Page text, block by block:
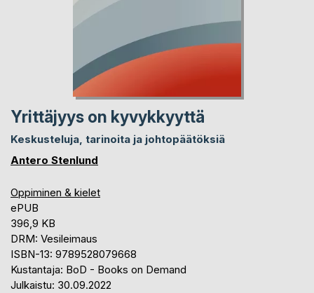
Yrittäjyys on kyvykkyyttä
Keskusteluja, tarinoita ja johtopäätöksiä
Antero Stenlund
Oppiminen & kielet
ePUB
396,9 KB
DRM: Vesileimaus
ISBN-13: 9789528079668
Kustantaja: BoD - Books on Demand
Julkaistu: 30.09.2022